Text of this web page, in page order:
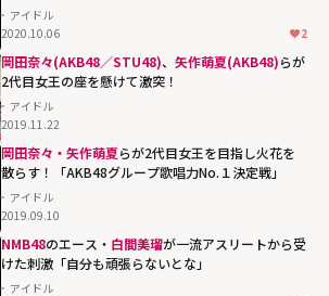
アイドル
2020.10.06
2
岡田奈々(AKB48／STU48)、 矢作萌夏(AKB48)らが
2代目女王の座を懸けて激突！
アイドル
2019.11.22
岡田奈々・矢作萌夏らが2代目女王を目指し火花を
散らす！「AKB48グループ歌唱力No.１決定戦」
アイドル
2019.09.10
NMB48のエース・ 白間美瑠が一流アスリートから受
けた刺激「自分も頑張らないとな」
アイドル